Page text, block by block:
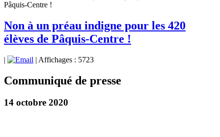
Pâquis-Centre !
Non à un préau indigne pour les 420
élèves de Pâquis-Centre !
| | Affichages : 5723
Communiqué de presse
14 octobre 2020